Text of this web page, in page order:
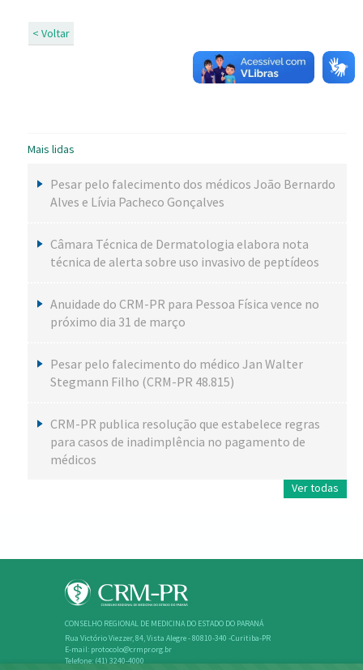
< Voltar
Mais lidas
Pesar pelo falecimento dos médicos João Bernardo
Alves e Lívia Pacheco Gonçalves
Câmara Técnica de Dermatologia elabora nota
técnica de alerta sobre uso invasivo de peptídeos
Anuidade do CRM-PR para Pessoa Física vence no
próximo dia 31 de março
Pesar pelo falecimento do médico Jan Walter
Stegmann Filho (CRM-PR 48.815)
CRM-PR publica resolução que estabelece regras
para casos de inadimplência no pagamento de
médicos
Ver todas
CONSELHO REGIONAL DE MEDICINA DO ESTADO DO PARANÁ
Rua Victório Viezzer, 84, Vista Alegre - 80810-340 -Curitiba-PR
E-mail: protocolo@crmpr.org.br
Telefone: (41) 3240-4000